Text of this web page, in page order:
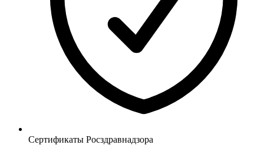
Сертификаты Росздравнадзора